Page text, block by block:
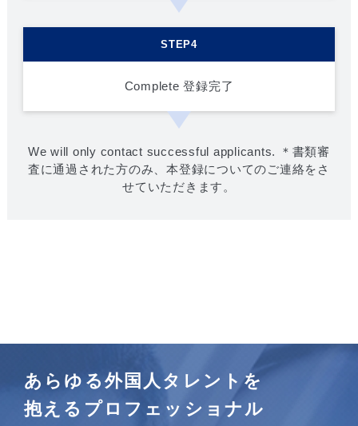
STEP4
Complete 登録完了
We will only contact successful applicants. ＊書類審
査に通過された方のみ、本登録についてのご連絡をさ
せていただきます。
あらゆる外国人タレントを
抱えるプロフェッショナル